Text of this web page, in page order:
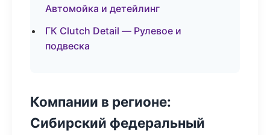
Автомойка и детейлинг
ГК Clutch Detail — Рулевое и
подвеска
Компании в регионе:
Сибирский федеральный